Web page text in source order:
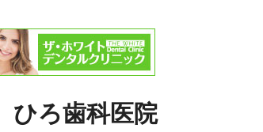
ひろ歯科医院